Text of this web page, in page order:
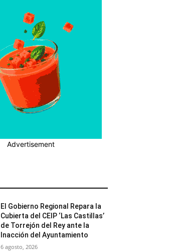
El Gobierno Regional Repara la
Cubierta del CEIP ‘Las Castillas’
de Torrejón del Rey ante la
Inacción del Ayuntamiento
6 agosto, 2026